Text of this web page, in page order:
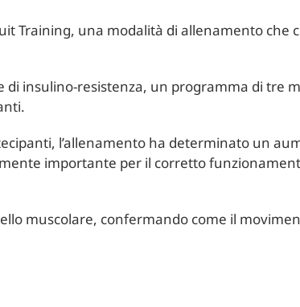
Training, una modalità di allenamento che
insulino-resistenza, un programma di tre
l’allenamento ha determinato un
importante per il corretto
muscolare, confermando come il